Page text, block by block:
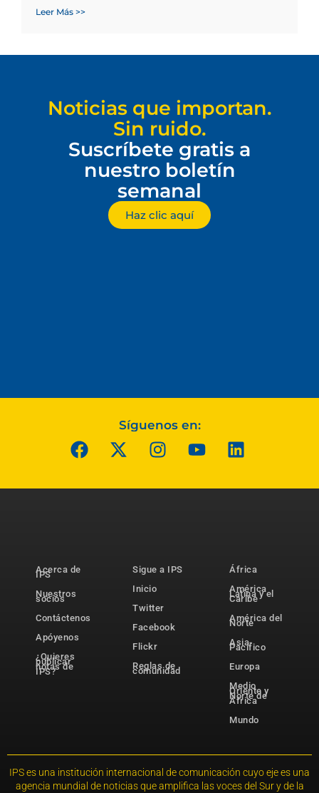
Leer Más >>
Noticias que importan.
Sin ruido.
Suscríbete gratis a
nuestro boletín
semanal
Haz clic aquí
Síguenos en:
Acerca de
IPS
Nuestros
socios
Contáctenos
Apóyenos
¿Quieres
publicar
notas de
IPS?
Sigue a IPS
Inicio
Twitter
Facebook
Flickr
Reglas de
comunidad
África
América
Latina y el
Caribe
América del
Norte
Asia-
Pacífico
Europa
Medio
Oriente y
Norte de
África
Mundo
IPS es una institución internacional de comunicación cuyo eje es una
agencia mundial de noticias que amplifica las voces del Sur y de la